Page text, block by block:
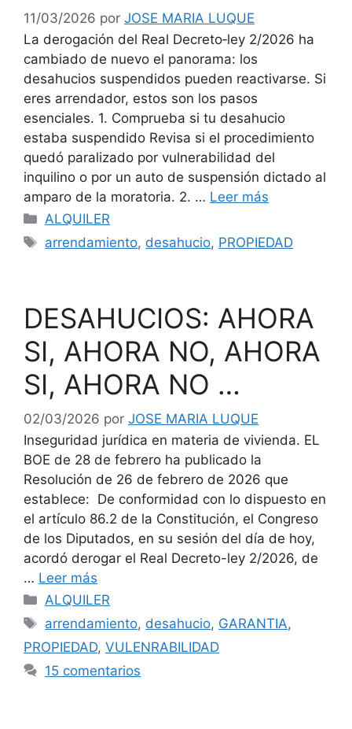
11/03/2026 por JOSE MARIA LUQUE
La derogación del Real Decreto‑ley 2/2026 ha
cambiado de nuevo el panorama: los
desahucios suspendidos pueden reactivarse. Si
eres arrendador, estos son los pasos
esenciales. 1. Comprueba si tu desahucio
estaba suspendido Revisa si el procedimiento
quedó paralizado por vulnerabilidad del
inquilino o por un auto de suspensión dictado al
amparo de la moratoria. 2. … Leer más
Categorías
ALQUILER
Etiquetas
arrendamiento, desahucio, PROPIEDAD
DESAHUCIOS: AHORA
SI, AHORA NO, AHORA
SI, AHORA NO …
02/03/2026 por JOSE MARIA LUQUE
Inseguridad jurídica en materia de vivienda. EL
BOE de 28 de febrero ha publicado la
Resolución de 26 de febrero de 2026 que
establece: De conformidad con lo dispuesto en
el artículo 86.2 de la Constitución, el Congreso
de los Diputados, en su sesión del día de hoy,
acordó derogar el Real Decreto-ley 2/2026, de
… Leer más
Categorías
ALQUILER
Etiquetas
arrendamiento, desahucio, GARANTIA,
PROPIEDAD, VULENRABILIDAD
15 comentarios